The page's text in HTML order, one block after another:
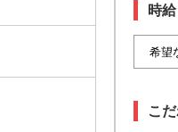
時給
こ